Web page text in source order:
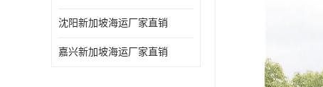
沈阳新加坡海运厂家直销
嘉兴新加坡海运厂家直销